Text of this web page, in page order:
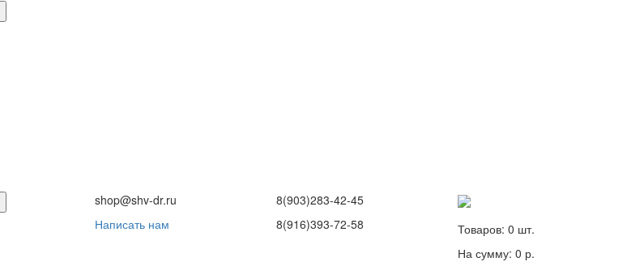
shop@shv-dr.ru
Написать нам
8(903)283-42-45
8(916)393-72-58
Товаров: 0 шт.
На сумму: 0 р.